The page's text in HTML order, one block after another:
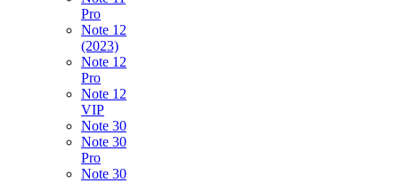
Pro
Note 12
(2023)
Note 12
Pro
Note 12
VIP
Note 30
Note 30
Pro
Note 30